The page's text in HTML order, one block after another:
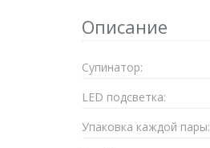
Описание
Супинатор:
LED подсветка:
Упаковка каждой пары: